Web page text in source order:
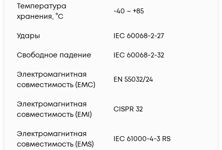
Температура
хранения, °С
-40 ~ +85
Удары IEC 60068-2-27
Свободное падение IEC 60068-2-32
Электромагнитная
совместимость (EMC)
EN 55032/24
Электромагнитная
совместимость (EMI)
CISPR 32
Электромагнитная
совместимость (EMS)
IEC 61000-4-3 RS